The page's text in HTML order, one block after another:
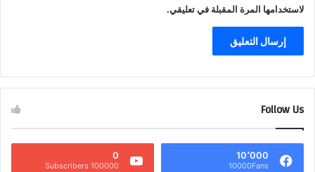
لاستخدامها المرة المقبلة في تعليقي.
Follow Us
10٬000
10000Fans
0
100000 Subscribers